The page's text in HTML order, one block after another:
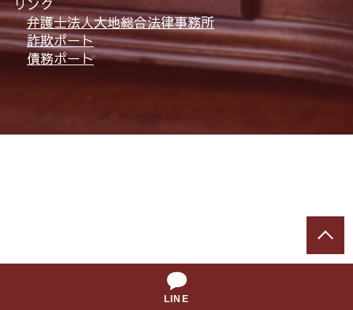
リンク
弁護士法人大地総合法律事務所
詐欺ポート
債務ポート